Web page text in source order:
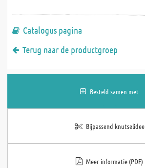
Catalogus pagina
Terug naar de productgroep
Besteld samen met
Bijpassend knutselidee
Meer informatie (PDF)